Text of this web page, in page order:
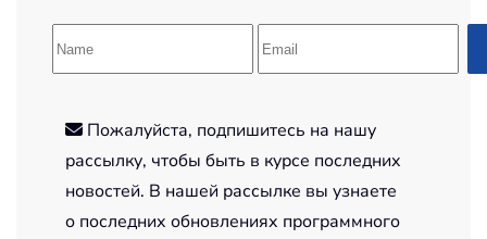
Пожалуйста, подпишитесь на нашу
рассылку, чтобы быть в курсе последних
новостей. В нашей рассылке вы узнаете
о последних обновлениях программного